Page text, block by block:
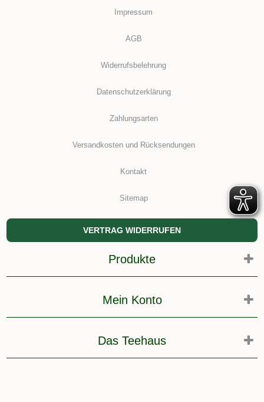
Impressum
AGB
Widerrufsbelehrung
Datenschutzerklärung
Zahlungsarten
Versandkosten und Rücksendungen
Kontakt
Sitemap
VERTRAG WIDERRUFEN
Produkte
Mein Konto
Das Teehaus